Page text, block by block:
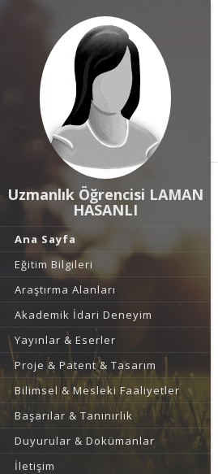
Uzmanlık Öğrencisi LAMAN
HASANLI
Ana Sayfa
Eğitim Bilgileri
Araştırma Alanları
Akademik İdari Deneyim
Yayınlar & Eserler
Proje & Patent & Tasarım
Bilimsel & Mesleki Faaliyetler
Başarılar & Tanınırlık
Duyurular & Dokümanlar
İletişim